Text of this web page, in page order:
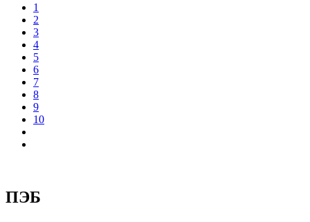
1
2
3
4
5
6
7
8
9
10
ПЭБ